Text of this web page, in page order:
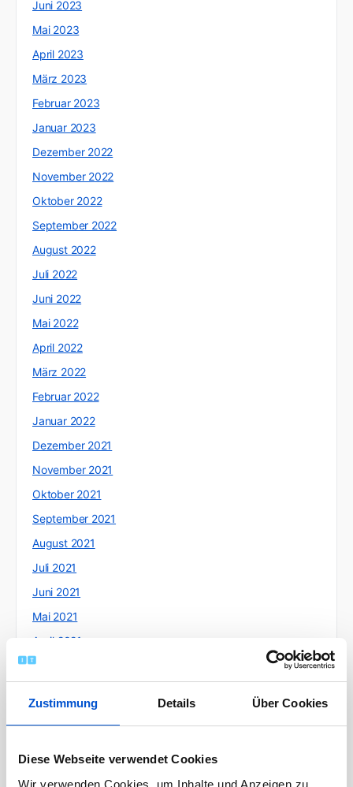
Zustimmung Details Über Cookies
Diese Webseite verwendet Cookies
Wir verwenden Cookies, um Inhalte und Anzeigen zu
Juni 2023
Mai 2023
April 2023
März 2023
Februar 2023
Januar 2023
Dezember 2022
November 2022
Oktober 2022
September 2022
August 2022
Juli 2022
Juni 2022
Mai 2022
April 2022
März 2022
Februar 2022
Januar 2022
Dezember 2021
November 2021
Oktober 2021
September 2021
August 2021
Juli 2021
Juni 2021
Mai 2021
April 2021
März 2021
Januar 2021
November 2020